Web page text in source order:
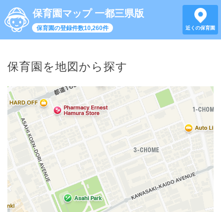
保育園マップ 一都三県版
保育園の登録件数10,260件 近くの保育園
保育園を地図から探す